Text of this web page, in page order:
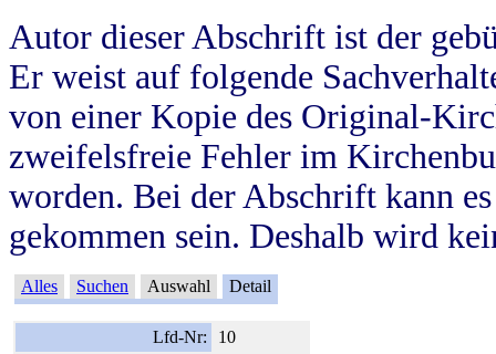
Autor dieser Abschrift ist der
Er weist auf folgende
von einer Kopie des Original-
zweifelsfreie Fehler im
worden. Bei der Abschrift kann
gekommen sein. Deshalb wird
Alles Suchen Auswahl Detail
Lfd-Nr:
10